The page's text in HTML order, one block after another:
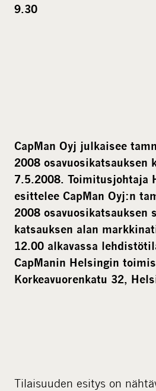
9.30
CapMan Oyj julkaisee
2008 osavuosikatsauksen
7.5.2008. Toimitusjohtaja
esittelee CapMan Oyj:n
2008 osavuosikatsauksen
katsauksen alan
12.00 alkavassa
CapManin Helsingin
Korkeavuorenkatu 32,
Tilaisuuden esitys on